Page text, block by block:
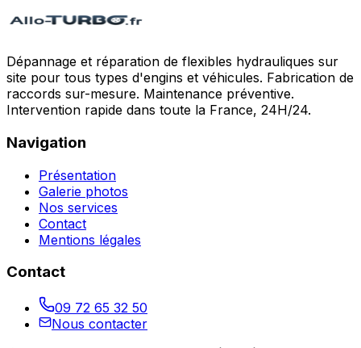
Dépannage et réparation de flexibles hydrauliques sur
site pour tous types d'engins et véhicules. Fabrication de
raccords sur-mesure. Maintenance préventive.
Intervention rapide dans toute la France, 24H/24.
Navigation
Présentation
Galerie photos
Nos services
Contact
Mentions légales
Contact
09 72 65 32 50
Nous contacter